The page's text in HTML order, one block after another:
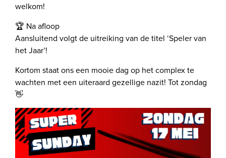
welkom!
🏆 Na afloop
Aansluitend volgt de uitreiking van de titel ‘Speler van
het Jaar’!
Kortom staat ons een mooie dag op het complex te
wachten met een uiteraard gezellige nazit! Tot zondag
👋